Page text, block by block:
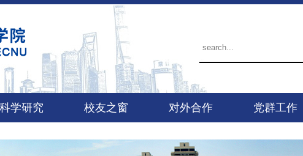
科学研究 校友之窗 对外合作 党群工作